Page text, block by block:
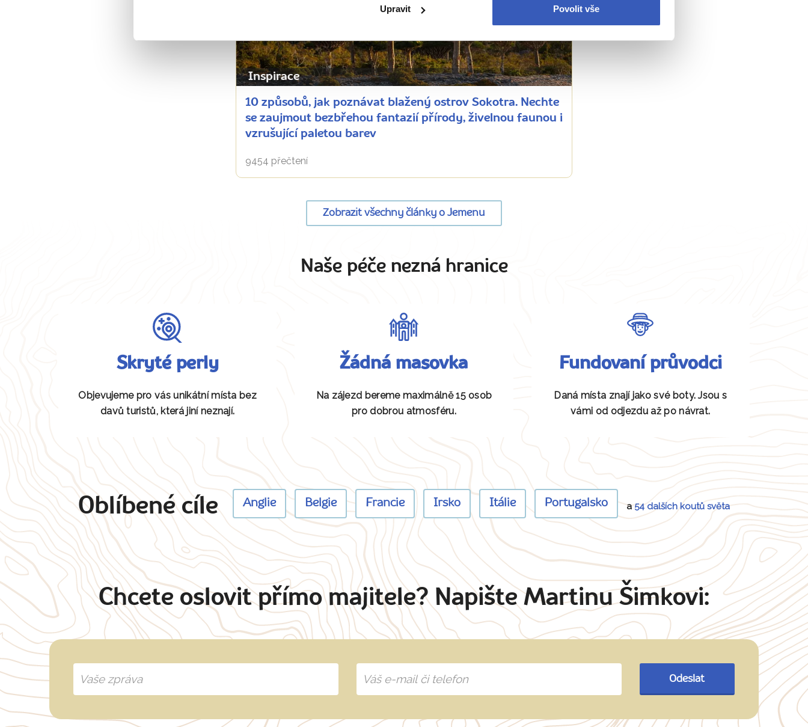
Upravit Povolit vše
Inspirace
10 způsobů, jak poznávat blažený ostrov Sokotra. Nechte
se zaujmout bezbřehou fantazií přírody, živelnou faunou i
vzrušující paletou barev
9454 přečtení
Zobrazit všechny články o Jemenu
Naše péče nezná hranice
Skryté perly
Objevujeme pro vás unikátní místa bez
davů turistů, která jiní neznají.
Žádná masovka
Na zájezd bereme maximálně 15 osob
pro dobrou atmosféru.
Fundovaní průvodci
Daná místa znají jako své boty. Jsou s
vámi od odjezdu až po návrat.
Oblíbené cíle Anglie Belgie Francie Irsko Itálie Portugalsko a54 dalších koutů světa
Chcete oslovit přímo majitele? Napište Martinu Šimkovi:
Odeslat